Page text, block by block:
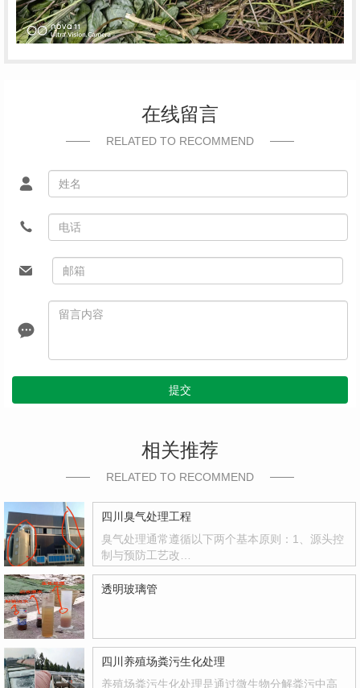
在线留言
RELATED TO RECOMMEND
提交
相关推荐
RELATED TO RECOMMEND
四川臭气处理工程
臭气处理通常遵循以下两个基本原则：1、源头控
制与预防工艺改…
透明玻璃管
四川养殖场粪污生化处理
养殖场粪污生化处理是通过微生物分解粪污中高